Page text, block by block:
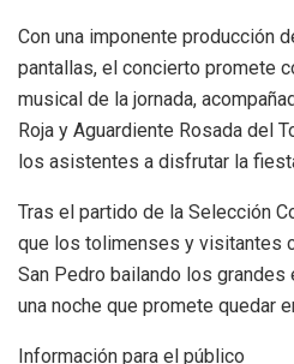
Con una imponente producción
pantallas, el concierto promete
musical de la jornada,
Roja y Aguardiente Rosada del
los asistentes a disfrutar la
Tras el partido de la Selección
que los tolimenses y visitantes
San Pedro bailando los grandes
una noche que promete quedar
Información para el público